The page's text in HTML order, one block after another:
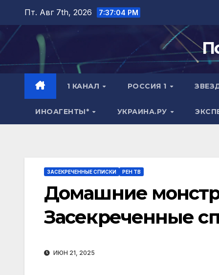
Перейти
содержимому
Пт. Авг 7th, 2026 7:37:05 PM
1 КАНАЛ РОССИЯ 1
ИНОАГЕНТЫ* УКРАИНА.РУ
ЗАСЕКРЕЧЕННЫЕ СПИСКИ РЕН ТВ
Домашние
Засекреченные
ИЮН 21, 2025